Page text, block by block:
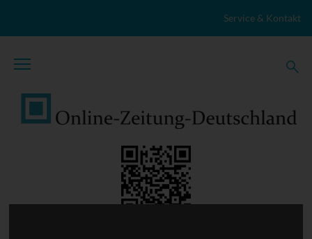
Service & Kontakt